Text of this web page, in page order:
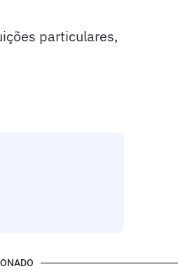
particulares,